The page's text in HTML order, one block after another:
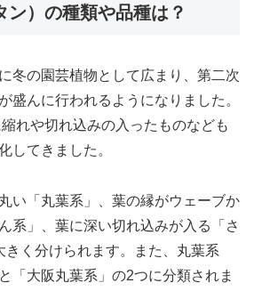
ン）の種類や品種は？
冬の園芸植物として広まり、第二次
盛んに行われるようになりました。
れや切れ込みの入ったものなども
してきました。
い「丸葉系」、葉の縁がウェーブか
系」、葉に深い切れ込みが入る「さ
きく分けられます。また、丸葉系
「大阪丸葉系」の2つに分類されま